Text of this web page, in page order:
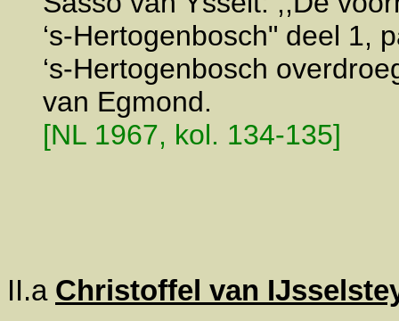
‘s-Hertogenbosch" deel 1,
‘s-Hertogenbosch
van Egmond.
[NL 1967, kol. 134-135]
II.a Christoffel van